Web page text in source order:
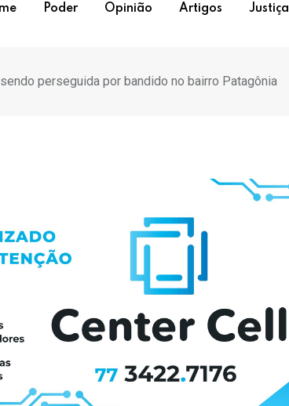
Poder Opinião Artigos Justiça
perseguida por bandido no bairro Patagônia